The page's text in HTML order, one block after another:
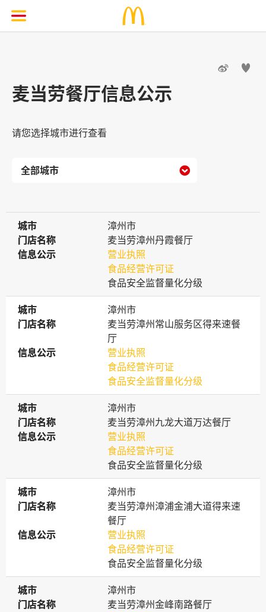
 
麦当劳餐厅信息公示
请您选择城市进行查看

城市
城市
漳州市
门店名称
门店名称
麦当劳漳州丹霞餐厅
信息公示
信息公示
营业执照
食品经营许可证
食品安全监督量化分级
城市
城市
漳州市
门店名称
门店名称
麦当劳漳州常山服务区得来速餐
厅
信息公示
信息公示
营业执照
食品经营许可证
食品安全监督量化分级
城市
城市
漳州市
门店名称
门店名称
麦当劳漳州九龙大道万达餐厅
信息公示
信息公示
营业执照
食品经营许可证
食品安全监督量化分级
城市
城市
漳州市
门店名称
门店名称
麦当劳漳州漳浦金浦大道得来速
餐厅
信息公示
信息公示
营业执照
食品经营许可证
食品安全监督量化分级
城市
城市
漳州市
门店名称
门店名称
麦当劳漳州金峰南路餐厅